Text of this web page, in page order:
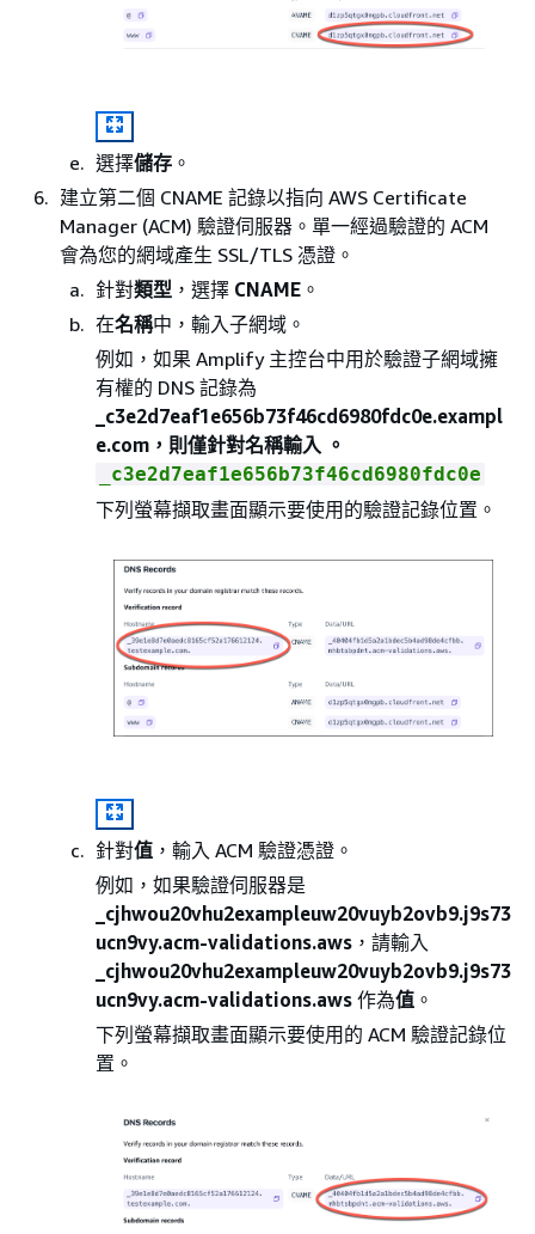
選擇儲存 。
建立第二個 CNAME 記錄以指向 AWS Certificate
Manager (ACM) 驗證伺服器。單一經過驗證的 ACM
會為您的網域產生 SSL/TLS 憑證。
針對類型 ，選擇 CNAME 。
在名稱中，輸入子網域。
例如，如果 Amplify 主控台中用於驗證子網域擁
有權的 DNS 記錄為
_c3e2d7eaf1e656b73f46cd6980fdc0e.exampl
e.com，則僅針對名稱輸入 。
_c3e2d7eaf1e656b73f46cd6980fdc0e
下列螢幕擷取畫面顯示要使用的驗證記錄位置。
針對值 ，輸入 ACM 驗證憑證。
例如，如果驗證伺服器是
_cjhwou20vhu2exampleuw20vuyb2ovb9.j9s73
ucn9vy.acm-validations.aws ，請輸入
_cjhwou20vhu2exampleuw20vuyb2ovb9.j9s73
ucn9vy.acm-validations.aws 作為值 。
下列螢幕擷取畫面顯示要使用的 ACM 驗證記錄位
置。